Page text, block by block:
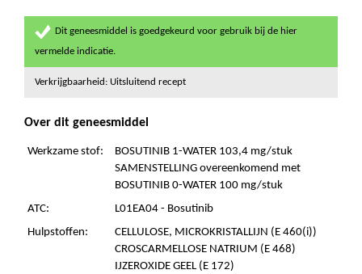
Dit geneesmiddel is goedgekeurd voor gebruik bij de hier
vermelde indicatie.
Verkrijgbaarheid: Uitsluitend recept
Over dit geneesmiddel
Werkzame stof:
BOSUTINIB 1-WATER 103,4 mg/stuk
SAMENSTELLING overeenkomend met
BOSUTINIB 0-WATER 100 mg/stuk
ATC:
L01EA04 - Bosutinib
Hulpstoffen:
CELLULOSE, MICROKRISTALLIJN (E 460(i))
CROSCARMELLOSE NATRIUM (E 468)
IJZEROXIDE GEEL (E 172)